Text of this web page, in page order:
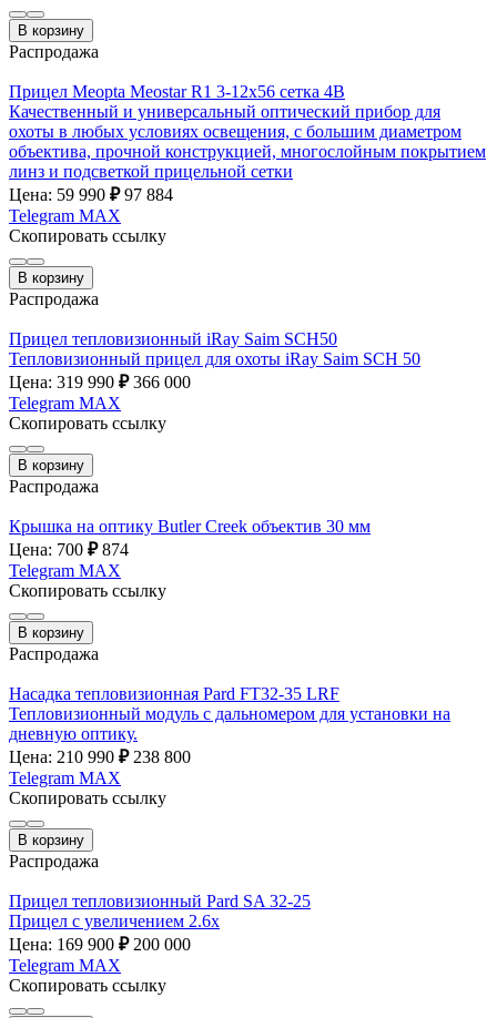
В корзину
Распродажа
Прицел Meopta Meostar R1 3-12x56 сетка 4B
Качественный и универсальный оптический прибор для
охоты в любых условиях освещения, с большим диаметром
объектива, прочной конструкцией, многослойным покрытием
линз и подсветкой прицельной сетки
Цена: 59 990 ₽ 97 884
Telegram MAX
Скопировать ссылку
В корзину
Распродажа
Прицел тепловизионный iRay Saim SCH50
Тепловизионный прицел для охоты iRay Saim SCH 50
Цена: 319 990 ₽ 366 000
Telegram MAX
Скопировать ссылку
В корзину
Распродажа
Крышка на оптику Butler Creek объектив 30 мм
Цена: 700 ₽ 874
Telegram MAX
Скопировать ссылку
В корзину
Распродажа
Насадка тепловизионная Pard FT32-35 LRF
Тепловизионный модуль с дальномером для установки на
дневную оптику.
Цена: 210 990 ₽ 238 800
Telegram MAX
Скопировать ссылку
В корзину
Распродажа
Прицел тепловизионный Pard SA 32-25
Прицел с увеличением 2.6х
Цена: 169 900 ₽ 200 000
Telegram MAX
Скопировать ссылку